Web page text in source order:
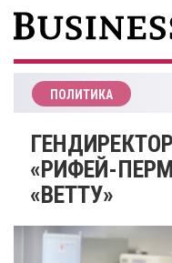
ПОЛИТИКА
«РИФЕЙ-
«ВЕТТУ»